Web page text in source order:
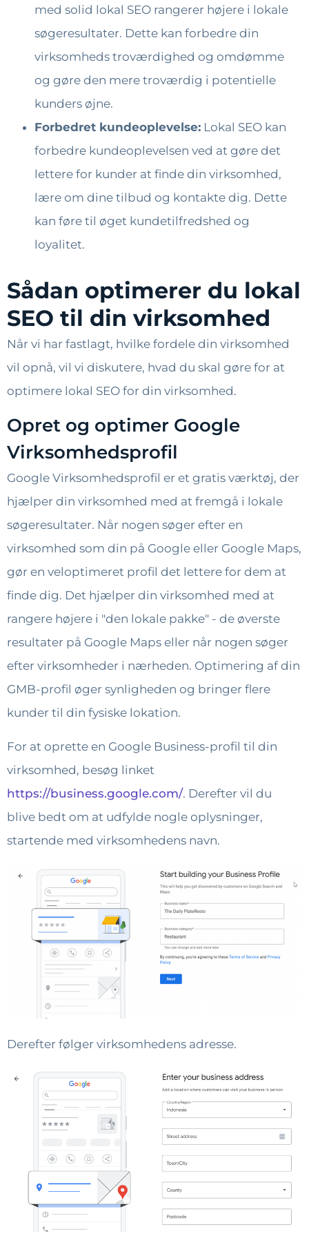
med solid lokal SEO rangerer højere i lokale
søgeresultater. Dette kan forbedre din
virksomheds troværdighed og omdømme
og gøre den mere troværdig i potentielle
kunders øjne.
Forbedret kundeoplevelse: Lokal SEO kan
forbedre kundeoplevelsen ved at gøre det
lettere for kunder at finde din virksomhed,
lære om dine tilbud og kontakte dig. Dette
kan føre til øget kundetilfredshed og
loyalitet.
Sådan optimerer du lokal
SEO til din virksomhed
Når vi har fastlagt, hvilke fordele din virksomhed
vil opnå, vil vi diskutere, hvad du skal gøre for at
optimere lokal SEO for din virksomhed.
Opret og optimer Google
Virksomhedsprofil
Google Virksomhedsprofil er et gratis værktøj, der
hjælper din virksomhed med at fremgå i lokale
søgeresultater. Når nogen søger efter en
virksomhed som din på Google eller Google Maps,
gør en veloptimeret profil det lettere for dem at
finde dig. Det hjælper din virksomhed med at
rangere højere i "den lokale pakke" - de øverste
resultater på Google Maps eller når nogen søger
efter virksomheder i nærheden. Optimering af din
GMB-profil øger synligheden og bringer flere
kunder til din fysiske lokation.
For at oprette en Google Business-profil til din
virksomhed, besøg linket
https://business.google.com/. Derefter vil du
blive bedt om at udfylde nogle oplysninger,
startende med virksomhedens navn.
Derefter følger virksomhedens adresse.